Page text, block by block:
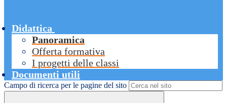
Didattica
Panoramica
Offerta formativa
I progetti delle classi
Documenti utili
Campo di ricerca per le pagine del sito